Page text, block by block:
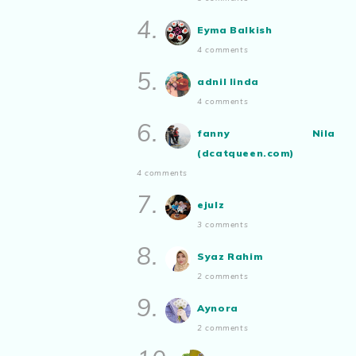
tiktok mencipta sajak:“Siapa yg ada
bakat tu bolehlah try.. ayuh!
Ayam Masak Kicap, Dinner Yang
4. Eyma Balkish
4 comments
5. adnil linda
4 comments
6.
fanny Nila
(dcatqueen.com)
4 comments
7. ejulz
3 comments
8. Syaz Rahim
2 comments
9. Aynora
2 comments